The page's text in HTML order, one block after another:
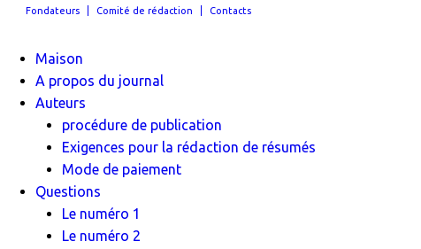
Fondateurs Comité de rédaction Contacts
Maison
A propos du journal
Auteurs
procédure de publication
Exigences pour la rédaction de résumés
Mode de paiement
Questions
Le numéro 1
Le numéro 2